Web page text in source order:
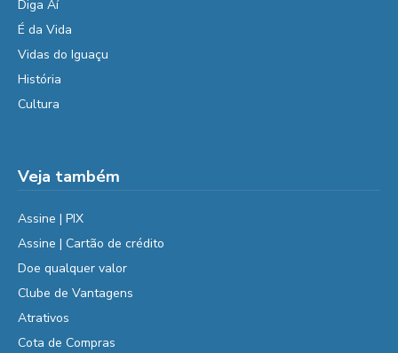
Diga Aí
É da Vida
Vidas do Iguaçu
História
Cultura
Veja também
Assine | PIX
Assine | Cartão de crédito
Doe qualquer valor
Clube de Vantagens
Atrativos
Cota de Compras